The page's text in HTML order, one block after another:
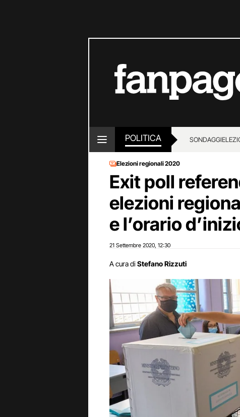
POLITICA SONDAGGI
Elezioni regionali 2020
Exit poll
elezioni
e l’orario
21 Settembre 2020 12:30
A cura di Stefano Rizzuti